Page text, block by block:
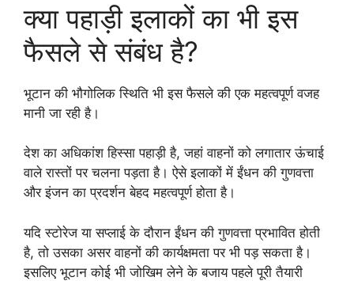
क्या पहाड़ी इलाकों का भी इस
फैसले से संबंध है?
भूटान की भौगोलिक स्थिति भी इस फैसले की एक महत्वपूर्ण वजह
मानी जा रही है।
देश का अधिकांश हिस्सा पहाड़ी है, जहां वाहनों को लगातार ऊंचाई
वाले रास्तों पर चलना पड़ता है। ऐसे इलाकों में ईंधन की गुणवत्ता
और इंजन का प्रदर्शन बेहद महत्वपूर्ण होता है।
यदि स्टोरेज या सप्लाई के दौरान ईंधन की गुणवत्ता प्रभावित होती
है, तो उसका असर वाहनों की कार्यक्षमता पर भी पड़ सकता है।
इसलिए भूटान कोई भी जोखिम लेने के बजाय पहले पूरी तैयारी